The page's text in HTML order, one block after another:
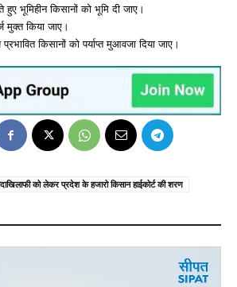
हुए भूमिहीन किसानों को भूमि दी जाए।
मुक्त किया जाए।
किसानों को पर्याप्त मुआवजा दिया जाए।
को लेकर प्रदेश के हजारो किसान हाईकोर्ट की शरण